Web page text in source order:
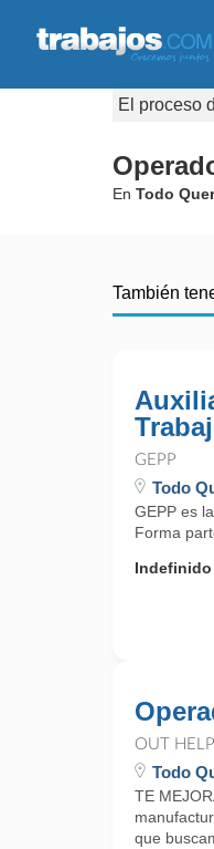
El proceso
En Todo
También
GEPP
Todo
GEPP es
Forma
Indefinido
OUT
Todo
TE
que